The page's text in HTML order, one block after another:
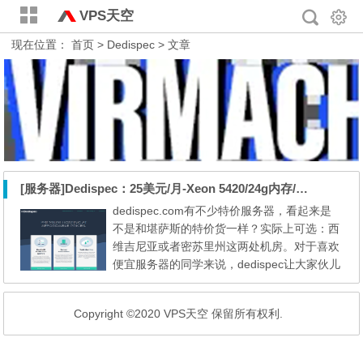
VPS天空
现在位置：首页 > Dedispec > 文章
[服务器]Dedispec：25美元/月-Xeon 5420/24g内存/2T硬盘/100m不限流/5IP
dedispec.com有不少特价服务器，看起来是
不是和堪萨斯的特价货一样？实际上可选：西
维吉尼亚或者密苏里州这两处机房。对于喜欢
便宜服务器的同学来说，dedispec让大家伙儿
又多了一个选择的机会。至于说给不给Windo
D大法，一切都好搞定。 CPU: Dual Intel Xeo
n 5420 内存: 24GB DDR2 硬盘: 1x 2TB HDD
Copyright ©2020 VPS天空 保留所有权利.